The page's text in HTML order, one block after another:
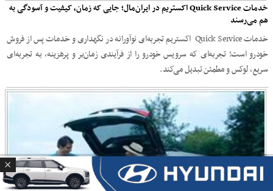
خدمات Quick Service اکستریم در ایران‌مال؛ جایی که زمان، کیفیت و آسودگی به
هم می‌رسند
خدمات Quick Service اکستریم تجربه‌ای نوآورانه در نگهداری و خدمات پس از فروش
خودرو است؛ تجربه‌ای که سرویس خودرو را از فرآیندی زمان‌بر و پرهزینه، به تجربه‌ای
سریع، لوکس و مطمئن تبدیل می‌کند.